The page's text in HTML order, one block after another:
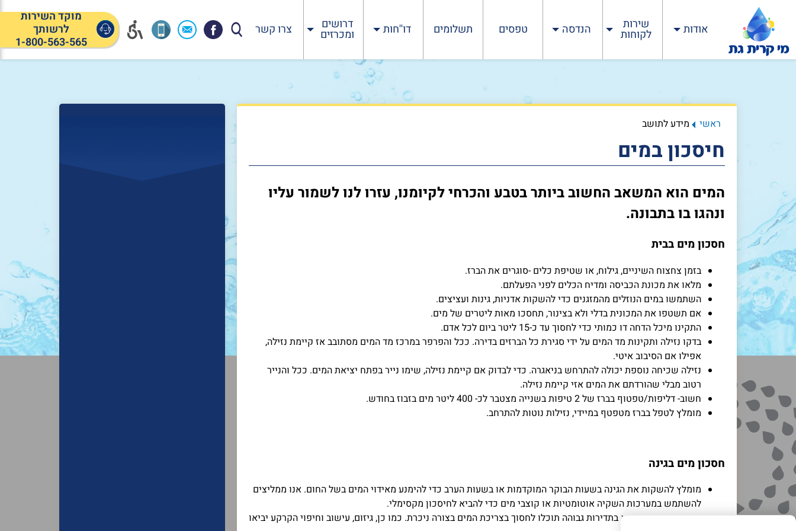
אודות שירות
לקוחות הנדסה טפסים תשלומים דו''חות דרושים
ומכרזים צרו קשר
מוקד השירות
לרשותך
1-800-563-565
ראשי מידע לתושב
חיסכון במים
המים הוא המשאב החשוב ביותר בטבע והכרחי לקיומנו, עזרו לנו לשמור עליו
ונהגו בו בתבונה.
חסכון מים בבית
בזמן צחצוח השיניים, גילוח, או שטיפת כלים -סוגרים את הברז.
מלאו את מכונת הכביסה ומדיח הכלים לפני הפעלתם.
השתמשו במים הנוזלים מהמזגנים כדי להשקות אדניות, גינות ועציצים.
אם תשטפו את המכונית בדלי ולא בצינור, תחסכו מאות ליטרים של מים.
התקינו מיכל הדחה דו כמותי כדי לחסוך עד כ-15 ליטר ביום לכל אדם.
בדקו נזילה ותקינות מד המים על ידי סגירת כל הברזים בדירה. ככל והפרפר במרכז מד המים מסתובב אז קיימת נזילה,
אפילו אם הסיבוב איטי.
נזילה שכיחה נוספת יכולה להתרחש בניאגרה. כדי לבדוק אם קיימת נזילה, שימו נייר בפתח יציאת המים. ככל והנייר
רטוב מבלי שהורדתם את המים אזי קיימת נזילה.
חשוב- דליפות/טפטוף בברז של 2 טיפות בשנייה מצטבר לכ- 400 ליטר מים בזבוז בחודש.
מומלץ לטפל בברז מטפטף במיידי, נזילות נוטות להתרחב.
חסכון מים בגינה
מומלץ להשקות את הגינה בשעות הבוקר המוקדמות או בשעות הערב כדי להימנע מאידוי המים בשל החום. אנו ממליצים
להשתמש במערכות השקיה אוטומטיות או קוצבי מים כדי להביא לחיסכון מקסימלי.
אם תכסחו את הדשא בתדירות גבוהה תוכלו לחסוך בצריכת המים בצורה ניכרת. כמו כן, גיזום, עישוב וחיפוי הקרקע יביאו